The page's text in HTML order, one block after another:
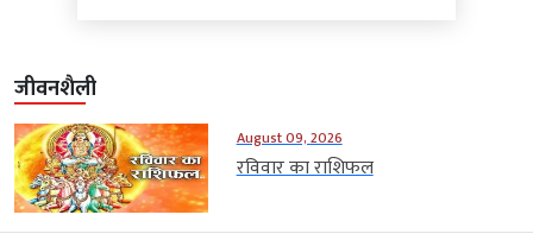
जीवनशैली
August 09, 2026
रविवार का राशिफल